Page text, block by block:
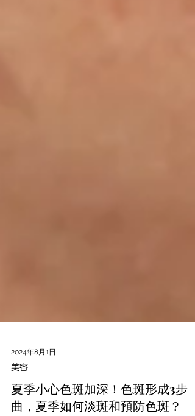
2024年8月1日
美容